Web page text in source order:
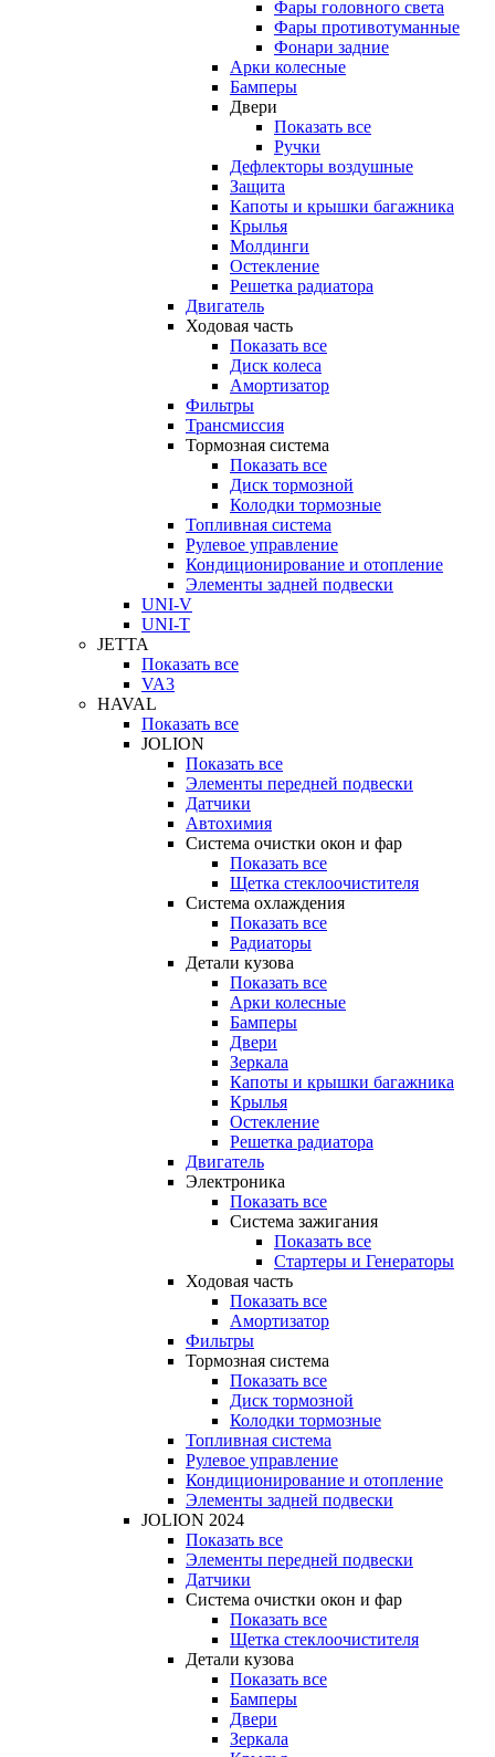
Фары головного света
Фары противотуманные
Фонари задние
Арки колесные
Бамперы
Двери
Показать все
Ручки
Дефлекторы воздушные
Защита
Капоты и крышки багажника
Крылья
Молдинги
Остекление
Решетка радиатора
Двигатель
Ходовая часть
Показать все
Диск колеса
Амортизатор
Фильтры
Трансмиссия
Тормозная система
Показать все
Диск тормозной
Колодки тормозные
Топливная система
Рулевое управление
Кондиционирование и отопление
Элементы задней подвески
UNI-V
UNI-T
JETTA
Показать все
VA3
HAVAL
Показать все
JOLION
Показать все
Элементы передней подвески
Датчики
Автохимия
Система очистки окон и фар
Показать все
Щетка стеклоочистителя
Система охлаждения
Показать все
Радиаторы
Детали кузова
Показать все
Арки колесные
Бамперы
Двери
Зеркала
Капоты и крышки багажника
Крылья
Остекление
Решетка радиатора
Двигатель
Электроника
Показать все
Система зажигания
Показать все
Стартеры и Генераторы
Ходовая часть
Показать все
Амортизатор
Фильтры
Тормозная система
Показать все
Диск тормозной
Колодки тормозные
Топливная система
Рулевое управление
Кондиционирование и отопление
Элементы задней подвески
JOLION 2024
Показать все
Элементы передней подвески
Датчики
Система очистки окон и фар
Показать все
Щетка стеклоочистителя
Детали кузова
Показать все
Бамперы
Двери
Зеркала